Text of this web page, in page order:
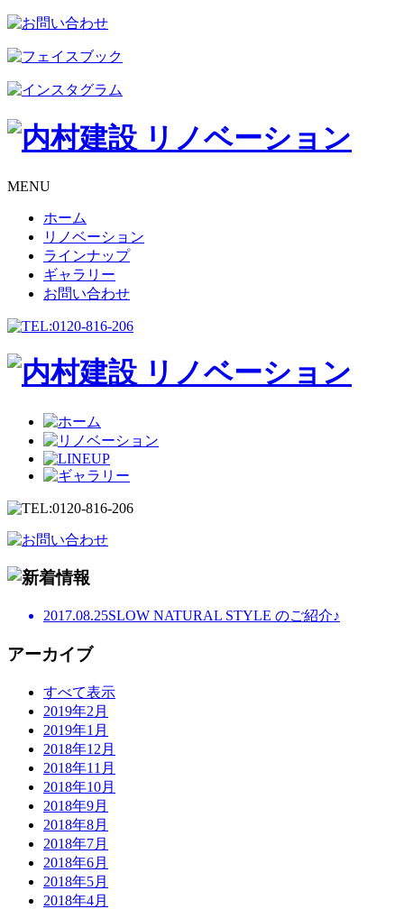
MENU
ホーム
リノベーション
ラインナップ
ギャラリー
お問い合わせ
2017.08.25SLOW NATURAL STYLE のご紹介♪
アーカイブ
すべて表示
2019年2月
2019年1月
2018年12月
2018年11月
2018年10月
2018年9月
2018年8月
2018年7月
2018年6月
2018年5月
2018年4月